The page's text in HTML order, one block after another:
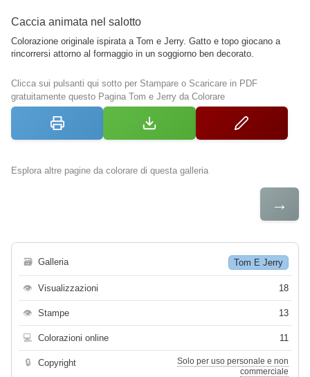
Caccia animata nel salotto
Colorazione originale ispirata a Tom e Jerry. Gatto e topo giocano a
rincorrersi attorno al formaggio in un soggiorno ben decorato.
Clicca sui pulsanti qui sotto per Stampare o Scaricare in PDF
gratuitamente questo Pagina Tom e Jerry da Colorare
Esplora altre pagine da colorare di questa galleria
→
🗃 Galleria Tom E Jerry
👁 Visualizzazioni 18
👁 Stampe 13
💻 Colorazioni online 11
🔒 Copyright
Solo per uso personale e non
commerciale